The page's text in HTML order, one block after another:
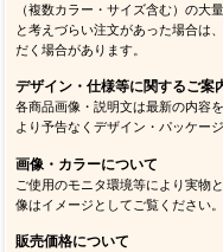
（複数カラー・サイズ含む）の大
と考えづらい注文があった場合は
だく場合があります。
デザイン・仕様等に関するご案
各商品画像・説明文は最新の内容
より予告なくデザイン・パッケー
画像・カラーについて
ご使用のモニタ環境等により実物
像はイメージとしてご覧ください。
販売価格について